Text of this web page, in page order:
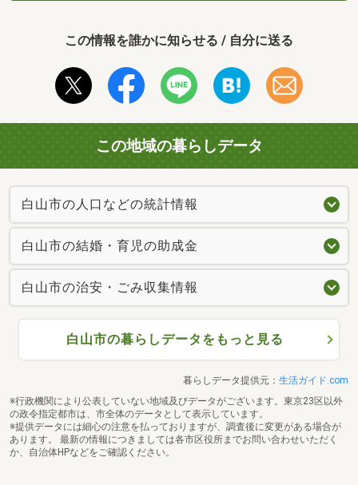
この情報を誰かに知らせる / 自分に送る
この地域の暮らしデータ
白山市の人口などの統計情報
白山市の結婚・育児の助成金
白山市の治安・ごみ収集情報
白山市の暮らしデータをもっと見る
暮らしデータ提供元： 生活ガイド.com
※行政機関により公表していない地域及びデータがございます。東京23区以外
の政令指定都市は、市全体のデータとして表示しています。
※提供データには細心の注意を払っておりますが、調査後に変更がある場合が
あります。 最新の情報につきましては各市区役所までお問い合わせいただく
か、自治体HPなどをご確認ください。